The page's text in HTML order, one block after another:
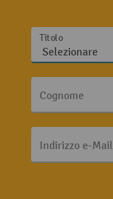
Titolo
Cognome
Indirizzo e-Mail